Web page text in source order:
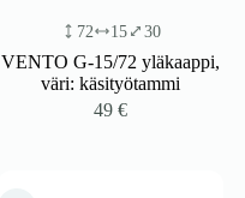
72 15 30
VENTO G-15/72 yläkaappi,
väri: käsityötammi
49€